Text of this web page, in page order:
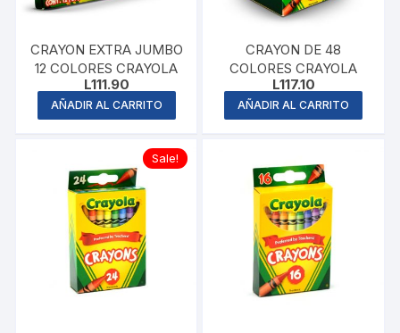
CRAYON EXTRA JUMBO
12 COLORES CRAYOLA
L111.90
AÑADIR AL CARRITO
CRAYON DE 48
COLORES CRAYOLA
L117.10
AÑADIR AL CARRITO
Sale!